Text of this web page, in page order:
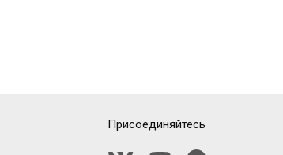
Присоединяйтесь